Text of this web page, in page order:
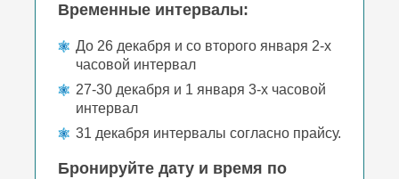
Временные интервалы:
До 26 декабря и со второго января 2-х
часовой интервал
27-30 декабря и 1 января 3-х часовой
интервал
31 декабря интервалы согласно прайсу.
Бронируйте дату и время по